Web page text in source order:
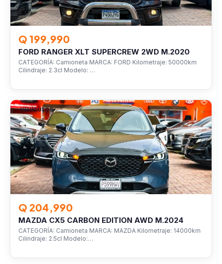
Q 199,990
FORD RANGER XLT SUPERCREW 2WD M.2020
CATEGORÍA: Camioneta MARCA: FORD Kilometraje: 50000km
Cilindraje: 2.3cl Modelo: …
VEHÍCULOS
Q 204,990
MAZDA CX5 CARBON EDITION AWD M.2024
CATEGORÍA: Camioneta MARCA: MAZDA Kilometraje: 14000km
Cilindraje: 2.5cl Modelo:…